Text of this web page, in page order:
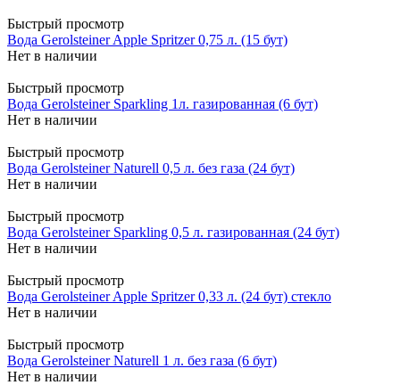
Быстрый просмотр
Вода Gerolsteiner Apple Spritzer 0,75 л. (15 бут)
Нет в наличии
Быстрый просмотр
Вода Gerolsteiner Sparkling 1л. газированная (6 бут)
Нет в наличии
Быстрый просмотр
Вода Gerolsteiner Naturell 0,5 л. без газа (24 бут)
Нет в наличии
Быстрый просмотр
Вода Gerolsteiner Sparkling 0,5 л. газированная (24 бут)
Нет в наличии
Быстрый просмотр
Вода Gerolsteiner Apple Spritzer 0,33 л. (24 бут) стекло
Нет в наличии
Быстрый просмотр
Вода Gerolsteiner Naturell 1 л. без газа (6 бут)
Нет в наличии